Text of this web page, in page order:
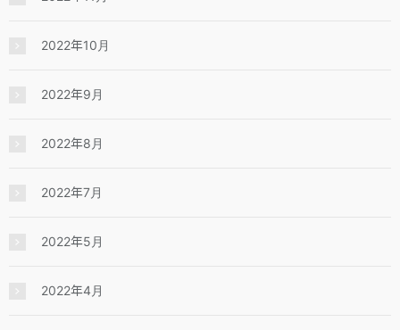
2022年10月
2022年9月
2022年8月
2022年7月
2022年5月
2022年4月